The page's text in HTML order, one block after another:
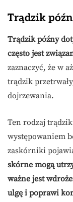
Trądzik
Trądzik późny
często jest
zaznaczyć, że w
trądzik
dojrzewania.
Ten rodzaj
występowaniem
zaskórniki
skórne mogą
ważne jest
ulgę i poprawi